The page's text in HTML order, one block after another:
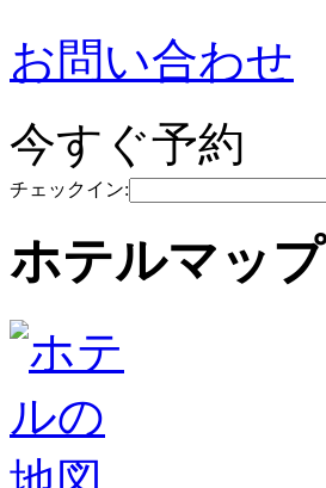
お問い合わせ
今すぐ予約
チェックイン:
ホテルマップ